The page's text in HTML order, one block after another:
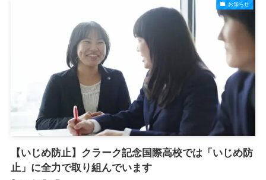
お知らせ
【いじめ防止】クラーク記念国際高校では「いじめ防
止」に全力で取り組んでいます